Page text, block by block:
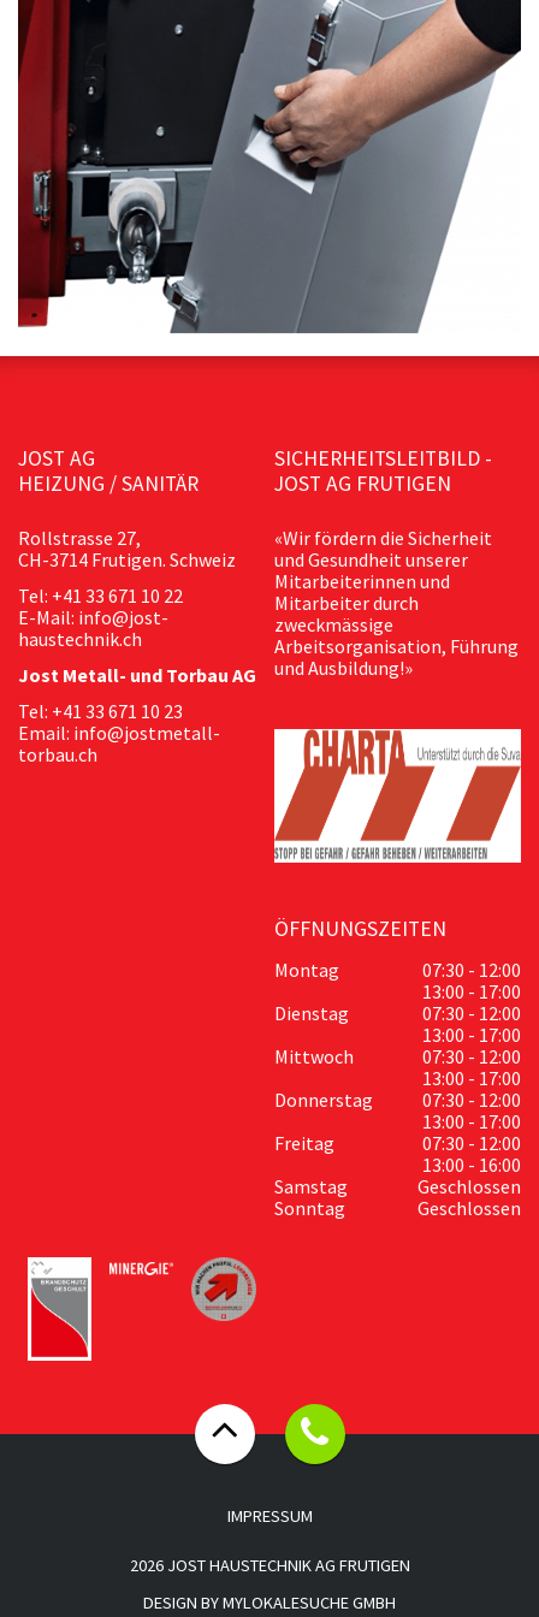
JOST AG
HEIZUNG / SANITÄR
Rollstrasse 27,
CH-3714 Frutigen. Schweiz
Tel: +41 33 671 10 22
E-Mail: info@jost-
haustechnik.ch
Jost Metall- und Torbau AG
Tel: +41 33 671 10 23
Email: info@jostmetall-
torbau.ch
SICHERHEITSLEITBILD -
JOST AG FRUTIGEN
«Wir fördern die Sicherheit
und Gesundheit unserer
Mitarbeiterinnen und
Mitarbeiter durch
zweckmässige
Arbeitsorganisation, Führung
und Ausbildung!»
ÖFFNUNGSZEITEN
Montag
07:30 - 12:00
13:00 - 17:00
Dienstag
07:30 - 12:00
13:00 - 17:00
Mittwoch
07:30 - 12:00
13:00 - 17:00
Donnerstag
07:30 - 12:00
13:00 - 17:00
Freitag
07:30 - 12:00
13:00 - 16:00
Samstag
Geschlossen
Sonntag
Geschlossen
IMPRESSUM
2026 JOST HAUSTECHNIK AG FRUTIGEN
DESIGN BYMYLOKALESUCHE GMBH